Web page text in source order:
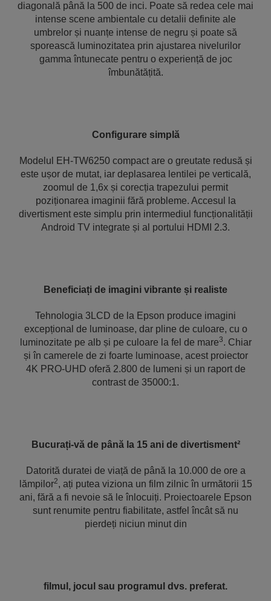
diagonală până la 500 de inci. Poate să redea cele mai
intense scene ambientale cu detalii definite ale
umbrelor și nuanțe intense de negru și poate să
sporească luminozitatea prin ajustarea nivelurilor
gamma întunecate pentru o experiență de joc
îmbunătățită.
Configurare simplă
Modelul EH-TW6250 compact are o greutate redusă și
este ușor de mutat, iar deplasarea lentilei pe verticală,
zoomul de 1,6x și corecția trapezului permit
poziționarea imaginii fără probleme. Accesul la
divertisment este simplu prin intermediul funcționalității
Android TV integrate și al portului HDMI 2.3.
Beneficiați de imagini vibrante și realiste
Tehnologia 3LCD de la Epson produce imagini
excepțional de luminoase, dar pline de culoare, cu o
luminozitate pe alb și pe culoare la fel de mare3. Chiar
și în camerele de zi foarte luminoase, acest proiector
4K PRO-UHD oferă 2.800 de lumeni și un raport de
contrast de 35000:1.
Bucurați-vă de până la 15 ani de divertisment²
Datorită duratei de viață de până la 10.000 de ore a
lămpilor2, ați putea viziona un film zilnic în următorii 15
ani, fără a fi nevoie să le înlocuiți. Proiectoarele Epson
sunt renumite pentru fiabilitate, astfel încât să nu
pierdeți niciun minut din
filmul, jocul sau programul dvs. preferat.